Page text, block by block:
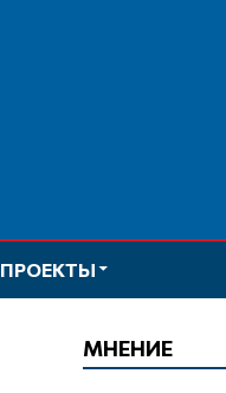
ПРОЕКТЫ
МНЕНИЕ